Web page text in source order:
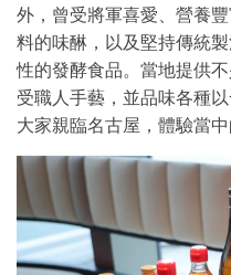
外，曾受將軍喜愛、營養
料的味醂，以及堅持傳統
性的發酵食品。當地提供
受職人手藝，並品味各種
大家親臨名古屋，體驗當中